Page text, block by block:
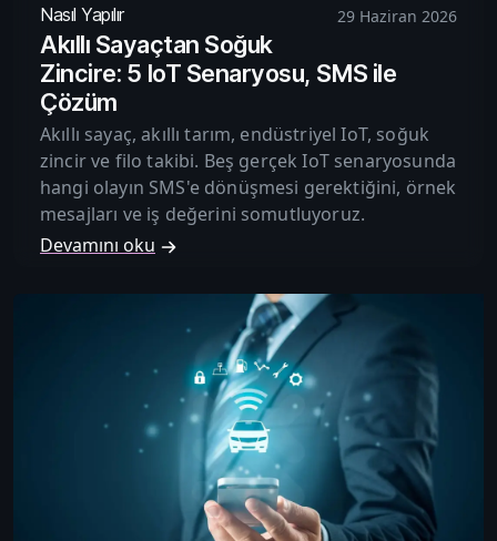
29 Haziran 2026
Nasıl Yapılır
Akıllı Sayaçtan Soğuk
Zincire: 5 IoT Senaryosu, SMS ile
Çözüm
Akıllı sayaç, akıllı tarım, endüstriyel IoT, soğuk
zincir ve filo takibi. Beş gerçek IoT senaryosunda
hangi olayın SMS'e dönüşmesi gerektiğini, örnek
mesajları ve iş değerini somutluyoruz.
Devamını oku